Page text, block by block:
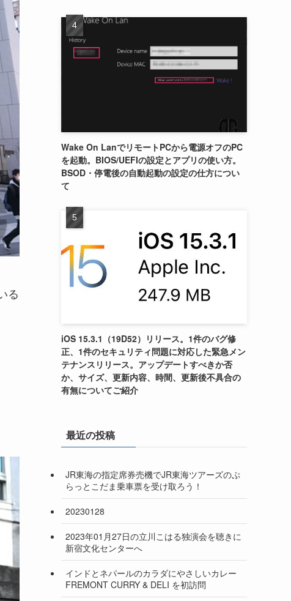
る
Wake On LanでリモートPCから電源オフのPC
を起動。BIOS/UEFIの設定とアプリの使い方。
BSOD・停電後の自動起動の設定の仕方につい
て
iOS 15.3.1（19D52）リリース。1件のバグ修
正、1件のセキュリティ問題に対応した緊急メン
テナンスリリース。アップデートすべきか否
か、サイズ、更新内容、時間、更新後不具合の
有無についてご紹介
最近の投稿
JR東海の指定席券売機でJR東海ツアーズのぷ
らっとこだま乗車票を受け取ろう！
20230128
2023年01月27日の立川こはる独演会を聴きに
新宿文化センターへ
インドとネパールのカラダにやさしいカレー
FREMONT CURRY & DELI を初訪問